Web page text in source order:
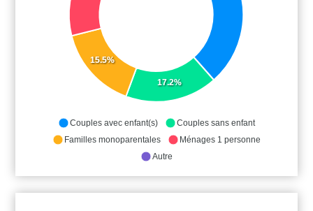
17.2%
15.5%
Couples avec enfant(s)
Couples sans enfant
Familles monoparentales
Ménages 1 personne
Autre